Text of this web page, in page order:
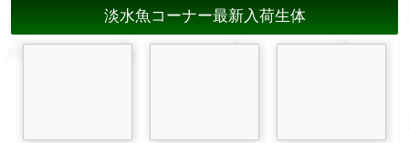
淡水魚コーナー最新入荷生体